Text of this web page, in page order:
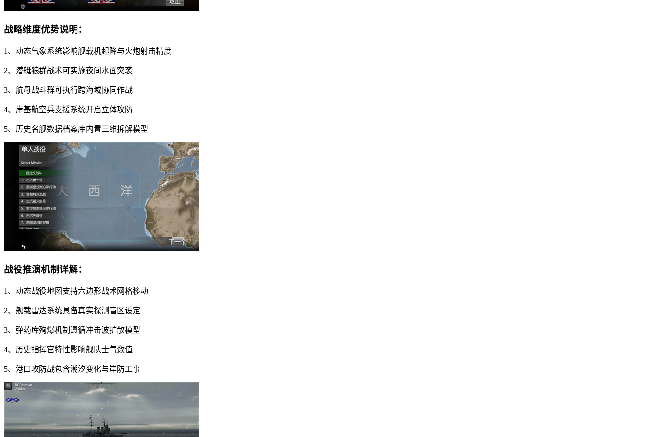
战略维度优势说明：
1、动态气象系统影响舰载机起降与火炮射击精度
2、潜艇狼群战术可实施夜间水面突袭
3、航母战斗群可执行跨海域协同作战
4、岸基航空兵支援系统开启立体攻防
5、历史名舰数据档案库内置三维拆解模型
战役推演机制详解：
1、动态战役地图支持六边形战术网格移动
2、舰载雷达系统具备真实探测盲区设定
3、弹药库殉爆机制遵循冲击波扩散模型
4、历史指挥官特性影响舰队士气数值
5、港口攻防战包含潮汐变化与岸防工事